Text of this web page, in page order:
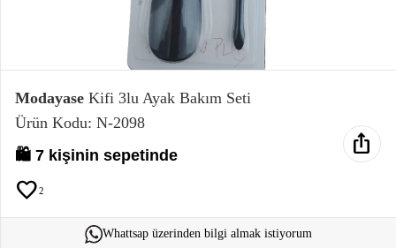
Modayase Kifi 3lu Ayak Bakım Seti
Ürün Kodu: N-2098
🛍️ 7 kişinin sepetinde
favorite2
ios_share
Whattsap üzerinden bilgi almak istiyorum